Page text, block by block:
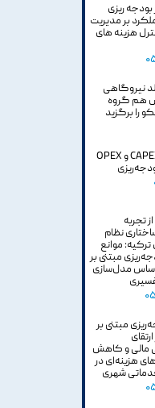
بودجه ریزی
بر مدیریت
هزینه های
نیروگاهی
هم گروه
را برگزید
آشنایی با CAPEX و OPEX
تجربه
نظام
موانع
مبتنی بر
مدل‌سازی
مبتنی بر
مالی و کاهش
هزینه‌ای در
شهری